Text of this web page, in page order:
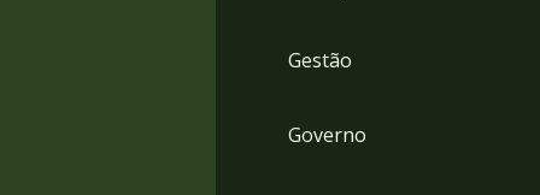
Gestão
Governo